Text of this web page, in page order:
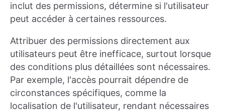
inclut des permissions, détermine si l'utilisateur
peut accéder à certaines ressources.
Attribuer des permissions directement aux
utilisateurs peut être inefficace, surtout lorsque
des conditions plus détaillées sont nécessaires.
Par exemple, l'accès pourrait dépendre de
circonstances spécifiques, comme la
localisation de l'utilisateur, rendant nécessaires